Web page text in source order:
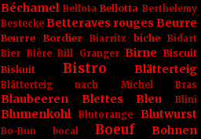
Béchamel Bellota Bellotta Berthelemy
Bestecke Betteraves rouges Beurre
Beurre Bordier Biarritz biche
Bidart
Bier Bière Bill Granger Birne
Biscuit
Biskuit
Bistro Blätterteig
Blätterteig nach Michel Bras
Blaubeeren Blettes Bleu Blini
Blumenkohl Blutorange Blutwurst
Bo-Bun bocal Boeuf Bohnen